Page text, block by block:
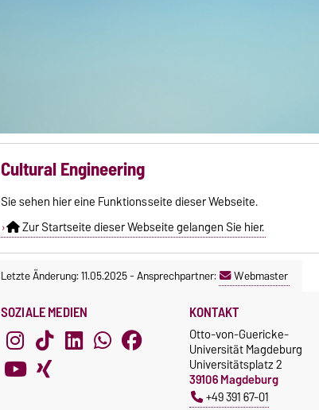
Cultural Engineering
Sie sehen hier eine Funktionsseite dieser Webseite.
Zur Startseite dieser Webseite gelangen Sie hier.
Letzte Änderung: 11.05.2025-Ansprechpartner: Webmaster
SOZIALE MEDIEN KONTAKT
Otto-von-Guericke-
Universität Magdeburg
Universitätsplatz 2
39106 Magdeburg
+49 391 67-01